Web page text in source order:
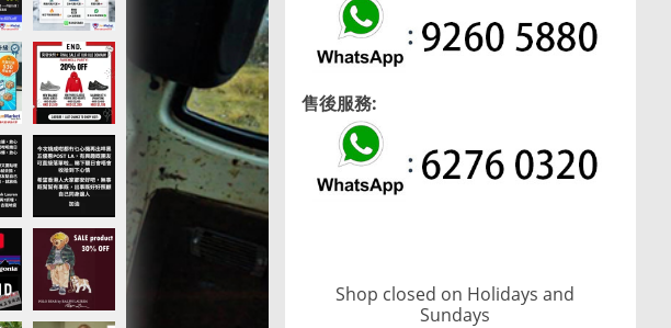
售後服務:
Shop closed on Holidays and
Sundays